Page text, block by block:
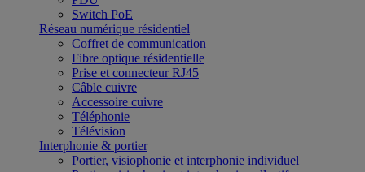
Switch PoE
Réseau numérique résidentiel
Coffret de communication
Fibre optique résidentielle
Prise et connecteur RJ45
Câble cuivre
Accessoire cuivre
Téléphonie
Télévision
Interphonie & portier
Portier, visiophonie et interphonie individuel